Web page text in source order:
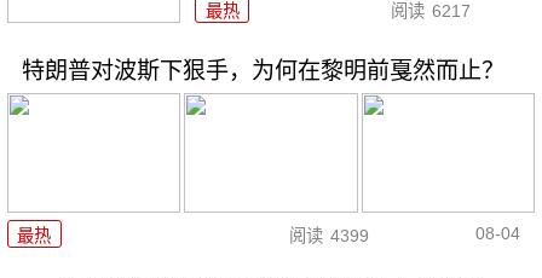
最热 阅读 6217
特朗普对波斯下狠手，为何在黎明前戛然而止？
最热 阅读 4399 08-04